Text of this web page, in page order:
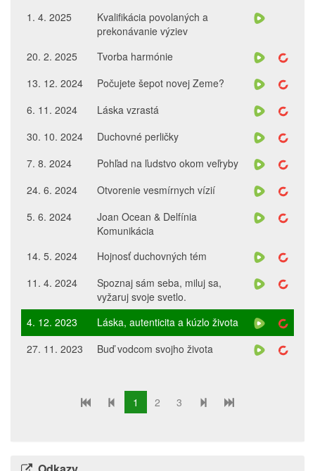
1. 4. 2025
Kvalifikácia povolaných a
prekonávanie výziev
20. 2. 2025
Tvorba harmónie
13. 12. 2024
Počujete šepot novej Zeme?
6. 11. 2024
Láska vzrastá
30. 10. 2024
Duchovné perličky
7. 8. 2024
Pohľad na ľudstvo okom veľryby
24. 6. 2024
Otvorenie vesmírnych vízií
5. 6. 2024
Joan Ocean & Delfínia
Komunikácia
14. 5. 2024
Hojnosť duchovných tém
11. 4. 2024
Spoznaj sám seba, miluj sa,
vyžaruj svoje svetlo.
4. 12. 2023
Láska, autenticita a kúzlo života
27. 11. 2023
Buď vodcom svojho života
1 2 3